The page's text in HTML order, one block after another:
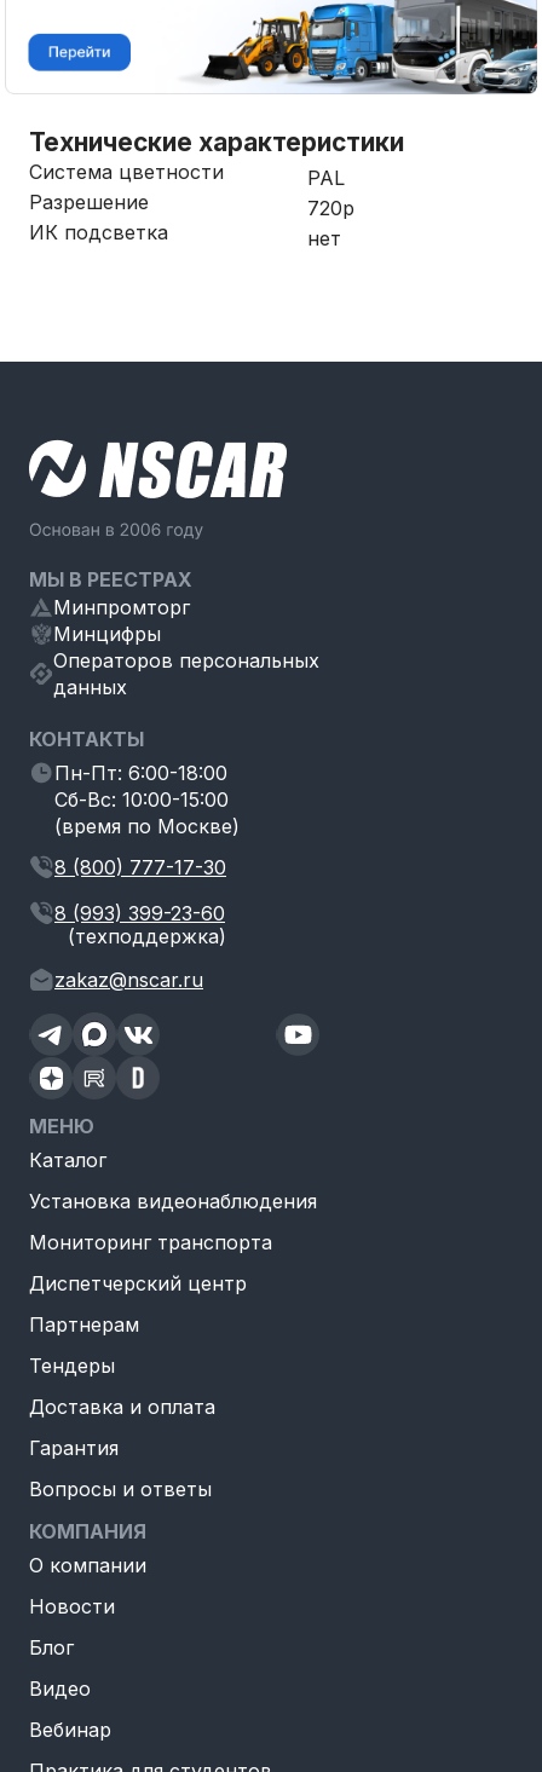
Технические характеристики
Система цветности
PAL
Разрешение
720р
ИК подсветка
нет
МЫ В РЕЕСТРАХ
Минпромторг
Минцифры
Операторов персональных
данных
КОНТАКТЫ
Пн-Пт: 6:00-18:00
Сб-Вс: 10:00-15:00
(время по Москве)
8 (800) 777-17-30
8 (993) 399-23-60
(техподдержка)
zakaz@nscar.ru
МЕНЮ
Каталог
Установка видеонаблюдения
Мониторинг транспорта
Диспетчерский центр
Партнерам
Тендеры
Доставка и оплата
Гарантия
Вопросы и ответы
КОМПАНИЯ
О компании
Новости
Блог
Видео
Вебинар